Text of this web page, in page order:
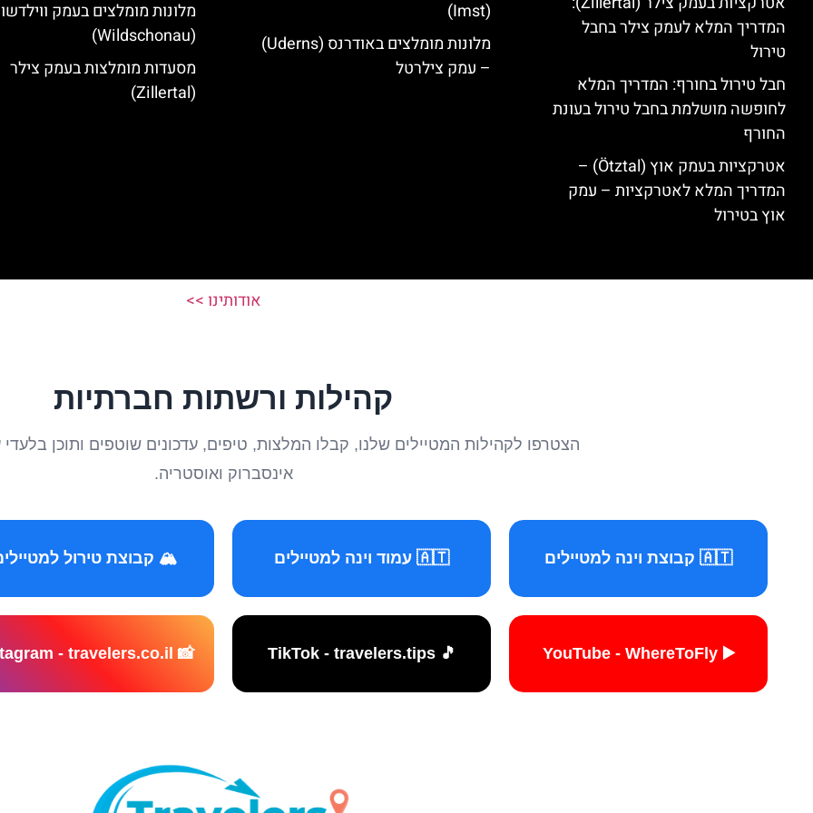
המדריך המלא לעמק צילר בחבל
טירול
חבל טירול בחורף: המדריך המלא
לחופשה מושלמת בחבל טירול בעונת
החורף
אטרקציות בעמק אוץ (Ötztal) –
המדריך המלא לאטרקציות – עמק
אוץ בטירול
(Imst)
מלונות מומלצים באודרנס (Uderns)
– עמק צילרטל
מלונות מומלצים בעמק
(Wildschonau)
מסעדות מומלצות בעמק צילר
(Zillertal)
אודותינו >>
קהילות ורשתות חברתיות
הצטרפו לקהילות המטיילים שלנו, קבלו המלצות, טיפים, עדכונים שוטפים ותוכן בלעדי
אינסברוק ואוסטריה.
🇦🇹 קבוצת וינה למטיילים 🇦🇹 עמוד וינה למטיילים 🏔️ קבוצת טירול
▶️ YouTube - WhereToFly
🎵 TikTok - travelers.tips
📸 Instagram - travelers.co.il